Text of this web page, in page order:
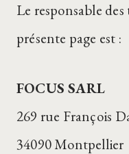
Le responsable
présente page est :
FOCUS SARL
269 rue François
34090 Montpellier